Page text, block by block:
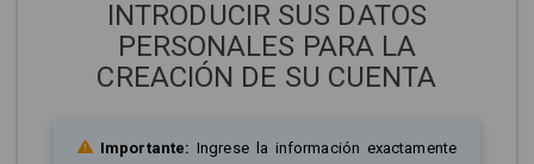
INTRODUCIR SUS DATOS
PERSONALES PARA LA
CREACIÓN DE SU CUENTA
Importante: Ingrese la información exactamente